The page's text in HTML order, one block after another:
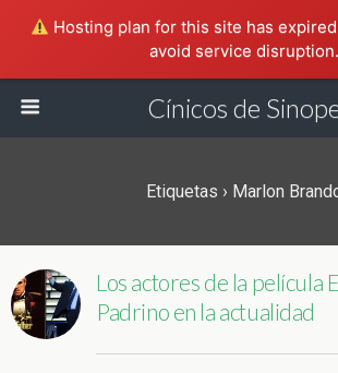
Hosting plan for this site has
avoid service disruption.
Cínicos de
Etiquetas › Marlon
Los actores de la película
Padrino en la actualidad